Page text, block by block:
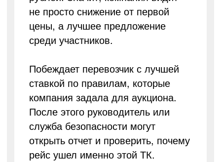
не просто снижение от первой
цены, а лучшее предложение
среди участников.
Побеждает перевозчик с лучшей
ставкой по правилам, которые
компания задала для аукциона.
После этого руководитель или
служба безопасности могут
открыть отчет и проверить, почему
рейс ушел именно этой ТК.